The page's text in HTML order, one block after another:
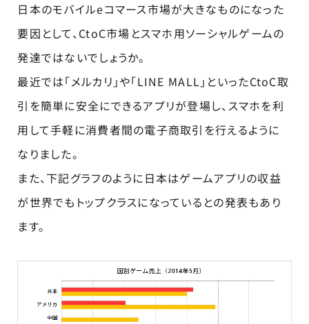
日本のモバイルeコマース市場が大きなものになった
要因として、CtoC市場とスマホ用ソーシャルゲームの
発達ではないでしょうか。
最近では「メルカリ」や「LINE MALL」といったCtoC取
引を簡単に安全にできるアプリが登場し、スマホを利
用して手軽に消費者間の電子商取引を行えるように
なりました。
また、下記グラフのように日本はゲームアプリの収益
が世界でもトップクラスになっているとの発表もあり
ます。